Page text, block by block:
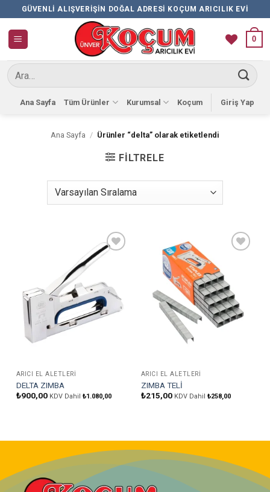
İçeriğe
atla
GÜVENLI ALIŞVERIŞIN DOĞAL ADRESI KOÇUM ARICILIK EVI
0
Ara:
Ana Sayfa Tüm Ürünler Kurumsal Koçum Giriş Yap
Ana Sayfa / Ürünler “delta” olarak etiketlendi
FILTRELE
Favorilere
ARICI EL ALETLERI
DELTA ZIMBA
₺900,00 KDV Dahil ₺1.080,00
ARICI EL ALETLERI
ZIMBA TELİ
₺215,00 KDV Dahil ₺258,00